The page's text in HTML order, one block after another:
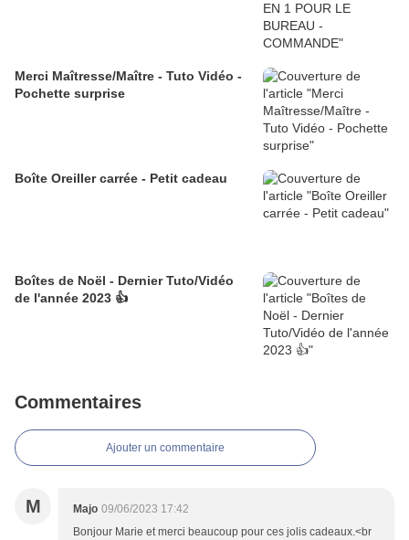
Merci Maîtresse/Maître - Tuto Vidéo -
Pochette surprise
Boîte Oreiller carrée - Petit cadeau
Boîtes de Noël - Dernier Tuto/Vidéo
de l'année 2023 👍
Commentaires
Ajouter un commentaire
M Majo 09/06/2023 17:42
Bonjour Marie et merci beaucoup pour ces jolis cadeaux.<br